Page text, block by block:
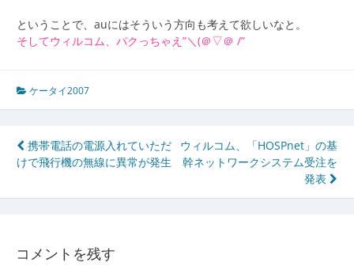
ということで、auにはそういう方向も考えて欲しいなと。
そしてウィルコム、パクっちゃえ”＼(＠▽＠ /”
ケータイ2007
投
稿
ナ
ゲ
携帯電話の電源入れていただ
けで飛行機の無線に異常が発生
ウィルコム、「HOSPnet」の基
幹ネットワークシステム受注を
発表
コメントを残す